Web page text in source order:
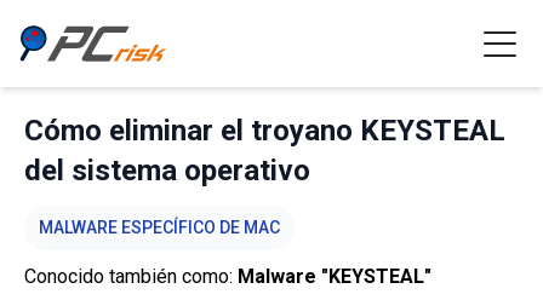
Cómo eliminar el troyano KEYSTEAL
del sistema operativo
MALWARE ESPECÍFICO DE MAC
Conocido también como: Malware "KEYSTEAL"